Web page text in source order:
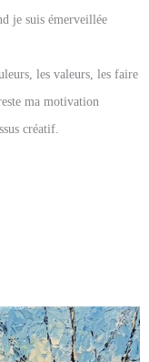
je suis émerveillée
les valeurs, les faire
ma motivation
créatif.